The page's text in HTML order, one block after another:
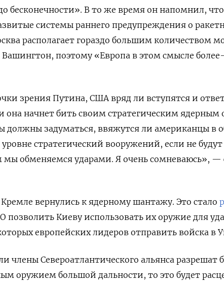
бесконечности». В то же время он напомнил,
системы раннего предупреждения о
располагает гораздо большим количеством
поэтому «Европа в этом смысле
зрения Путина, США вряд ли вступятся и
она начнет бить своим стратегическим
должны задуматься, ввяжутся ли американцы в
стратегический вооружений, если не будут
мы обменяемся ударами. Я очень сомневаюсь», —
вернулись к ядерному шантажу. Это стало
позволить Киеву использовать их оружие для
европейских лидеров отправить войска в
члены Североатлантического альянса разрешат
оружием большой дальности, то это будет